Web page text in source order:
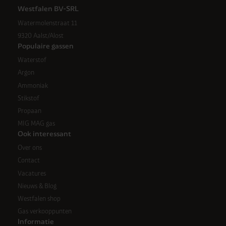
Westfalen BV-SRL
Watermolenstraat 11
9320 Aalst/Alost
Populaire gassen
Waterstof
Argon
Ammoniak
Stikstof
Propaan
MIG MAG gas
Ook interessant
Over ons
Contact
Vacatures
Nieuws & Blog
Westfalen shop
Gas verkooppunten
Informatie